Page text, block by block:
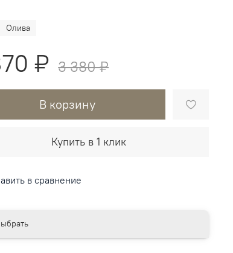
Олива
₽ 3 380 ₽
В корзину
Купить в 1 клик
в сравнение